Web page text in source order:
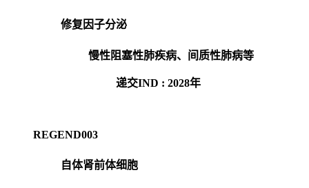
修复因子分泌
慢性阻塞性肺疾病、间质性肺病等
递交IND : 2028年
REGEND003
自体肾前体细胞